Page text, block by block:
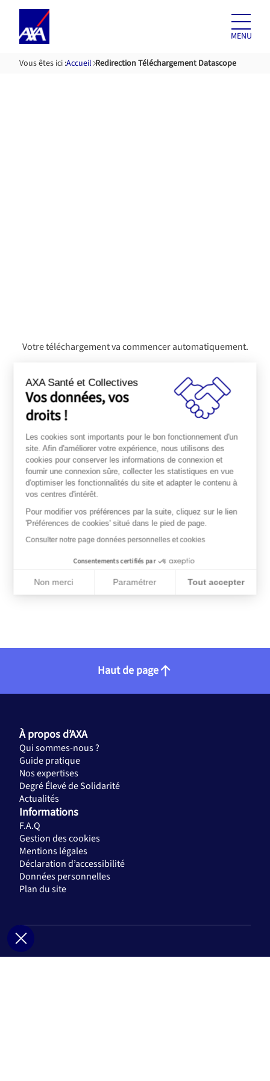
Aller au
contenu
MENU
Vous êtes ici :Accueil Redirection Téléchargement Datascope
Votre téléchargement va commencer automatiquement.
Haut de page
À propos d’AXA
Qui sommes-nous ?
Guide pratique
Nos expertises
Degré Élevé de Solidarité
Actualités
Informations
F.A.Q
Gestion des cookies
Mentions légales
Déclaration d’accessibilité
Données personnelles
Plan du site
AXA Santé et Collectives
Vos données, vos
droits !
Les cookies sont importants pour le bon fonctionnement d'un
site. Afin d'améliorer votre expérience, nous utilisons des
cookies pour conserver les informations de connexion et
fournir une connexion sûre, collecter les statistiques en vue
d'optimiser les fonctionnalités du site et adapter le contenu à
vos centres d'intérêt.
Pour modifier vos préférences par la suite, cliquez sur le lien
'Préférences de cookies' situé dans le pied de page.
Consulter notre page données personnelles et cookies
Consentements certifiés par
Non merci Paramétrer Tout accepter